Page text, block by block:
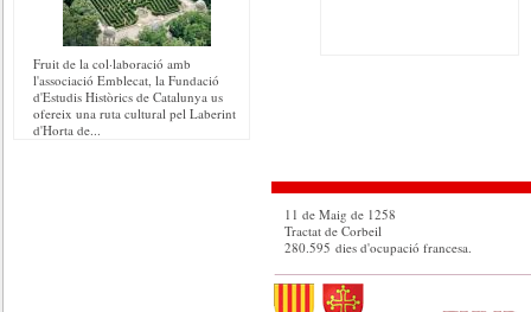
Fruit de la col·laboració amb
l'associació Emblecat, la Fundació
d'Estudis Històrics de Catalunya us
ofereix una ruta cultural pel Laberint
d'Horta de...
11 de Maig de 1258
Tractat de Corbeil
280.595 dies d'ocupació francesa.